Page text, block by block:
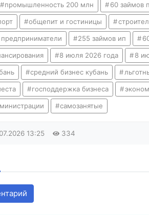
промышленность 200 млн 60 займов
общепит и гостиницы
255 займов ип
8 июля 2026 года 8
средний бизнес кубань
господдержка бизнеса
самозанятые
13:25 334